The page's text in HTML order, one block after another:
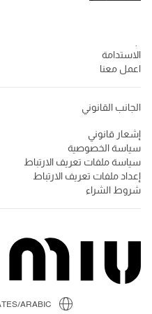
الاستدامة
اعمل معنا
الجانب القانوني
إشعار قانوني
سياسة الخصوصية
سياسة ملفات تعريف الارتباط
إعداد ملفات تعريف الارتباط
شروط الشراء
ARABIC